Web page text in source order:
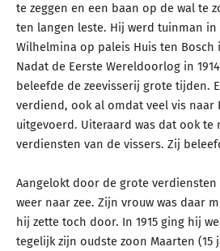
te zeggen en een baan op de wal te
ten langen leste. Hij werd tuinman
Wilhelmina op paleis Huis ten Bosch
Nadat de Eerste Wereldoorlog in
beleefde de zeevisserij grote tijden.
verdiend, ook al omdat veel vis naar
uitgevoerd. Uiteraard was dat ook te
verdiensten van de vissers. Zij
Aangelokt door de grote
weer naar zee. Zijn vrouw was daar
hij zette toch door. In 1915 ging hij
tegelijk zijn oudste zoon Maarten (15